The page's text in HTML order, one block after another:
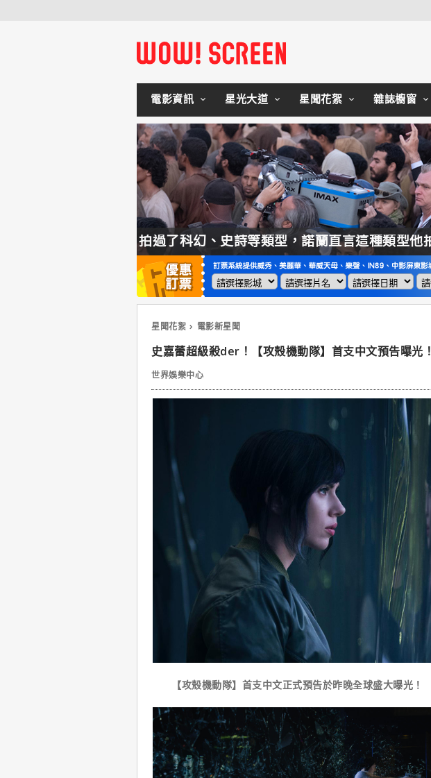
電影資訊 星光大道 星聞花絮 雜誌櫥窗
、史詩等類型，諾蘭直言這種類型他拍不來！
星聞花絮 電影新星聞
史嘉蕾超級殺der！【攻殼機動隊】首支中文預告曝光！
世界娛樂中心
【攻殼機動隊】首支中文正式預告於昨晚全球盛大曝光！